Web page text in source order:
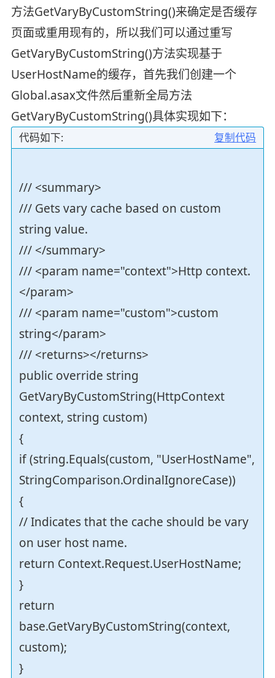
方法GetVaryByCustomString()来确定是否缓存
页面或重用现有的，所以我们可以通过重写
GetVaryByCustomString()方法实现基于
UserHostName的缓存，首先我们创建一个
Global.asax文件然后重新全局方法
GetVaryByCustomString()具体实现如下：
复制代码
代码如下:
/// <summary>
/// Gets vary cache based on custom
string value.
/// </summary>
/// <param name="context">Http context.
</param>
/// <param name="custom">custom
string</param>
/// <returns></returns>
public override string
GetVaryByCustomString(HttpContext
context, string custom)
{
if (string.Equals(custom, "UserHostName",
StringComparison.OrdinalIgnoreCase))
{
// Indicates that the cache should be vary
on user host name.
return Context.Request.UserHostName;
}
return
base.GetVaryByCustomString(context,
custom);
}